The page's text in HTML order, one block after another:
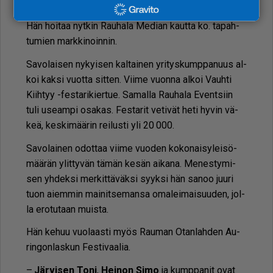
kä ko­ke­mus mark­ki­noin­nis­ta.
Hän hoi­taa nyt­kin Rau­ha­la Me­di­an kaut­ta ko. ta­pah­
tu­mien mark­ki­noin­nin.
Sa­vo­lai­sen ny­kyi­sen kal­tai­nen yri­tys­kump­pa­nuus al­
koi kak­si vuot­ta sit­ten. Vii­me vuon­na al­koi Vauh­ti
Kiih­tyy -fes­ta­ri­kier­tue. Sa­mal­la Rau­ha­la Event­siin
tuli use­am­pi osa­kas. Fes­ta­rit ve­ti­vät heti hy­vin vä­
keä, kes­ki­mää­rin rei­lus­ti yli 20 000.
Sa­vo­lai­nen odot­taa vii­me vuo­den ko­ko­nai­sy­lei­sö­
mää­rän ylit­ty­vän tä­män ke­sän ai­ka­na. Me­nes­ty­mi­
sen yh­dek­si mer­kit­tä­väk­si syyk­si hän sa­noo juu­ri
tuon ai­em­min mai­nit­se­man­sa oma­lei­mai­suu­den, jol­
la ero­tu­taan muis­ta.
Hän ke­huu vuo­laas­ti myös Rau­man Otan­lah­den Au­
rin­gon­las­kun Fes­ti­vaa­lia.
– Jär­vi­sen Toni, Hei­non Simo ja kump­pa­nit ovat